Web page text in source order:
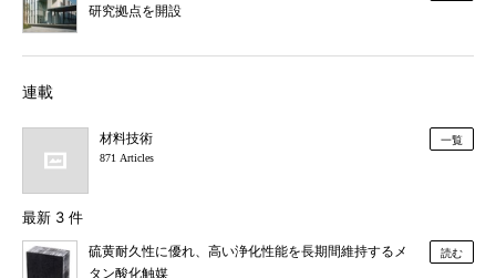
研究拠点を開設
連載
材料技術
871 Articles
一覧
最新 3 件
硫黄耐久性に優れ、高い浄化性能を長期間維持するメ
タン酸化触媒
読む